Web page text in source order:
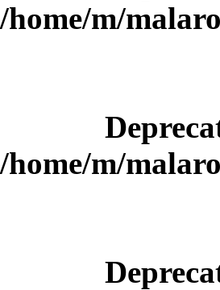
/home/m/
/home/m/